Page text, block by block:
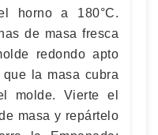
horno a 180°C.
de masa fresca
redondo apto
la masa cubra
molde. Vierte el
masa y repártelo